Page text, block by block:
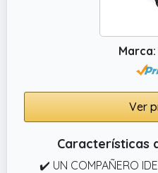
Ver
Características
✔️ UN COMPAÑERO